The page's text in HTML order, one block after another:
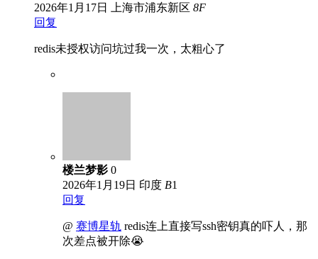
2026年1月17日
上海市浦东新区 8F
回复
redis未授权访问坑过我一次，太粗心了
楼兰梦影 0
2026年1月19日 印度 B1
回复
@ 赛博星轨 redis连上直接写ssh密钥真的吓人，那
次差点被开除😭